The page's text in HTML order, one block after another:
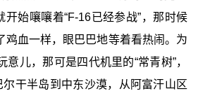
始嚷嚷着“F-16已经参战”，那时候
鸡血一样，眼巴巴地等着看热闹。为
儿，那可是四代机里的“常青树”，
尔干半岛到中东沙漠，从阿富汗山区